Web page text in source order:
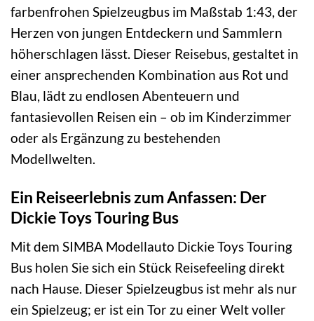
farbenfrohen Spielzeugbus im Maßstab 1:43, der
Herzen von jungen Entdeckern und Sammlern
höherschlagen lässt. Dieser Reisebus, gestaltet in
einer ansprechenden Kombination aus Rot und
Blau, lädt zu endlosen Abenteuern und
fantasievollen Reisen ein – ob im Kinderzimmer
oder als Ergänzung zu bestehenden
Modellwelten.
Ein Reiseerlebnis zum Anfassen: Der
Dickie Toys Touring Bus
Mit dem SIMBA Modellauto Dickie Toys Touring
Bus holen Sie sich ein Stück Reisefeeling direkt
nach Hause. Dieser Spielzeugbus ist mehr als nur
ein Spielzeug; er ist ein Tor zu einer Welt voller